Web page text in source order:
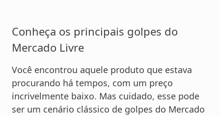
Conheça os principais golpes do
Mercado Livre
Você encontrou aquele produto que estava
procurando há tempos, com um preço
incrivelmente baixo. Mas cuidado, esse pode
ser um cenário clássico de golpes do Mercado